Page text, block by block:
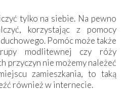
tylko na siebie. Na pewno
korzystając z pomocy
Pomóc może także
modlitewnej czy róży
przyczyn nie możemy należeć
zamieszkania, to taką
również w internecie.